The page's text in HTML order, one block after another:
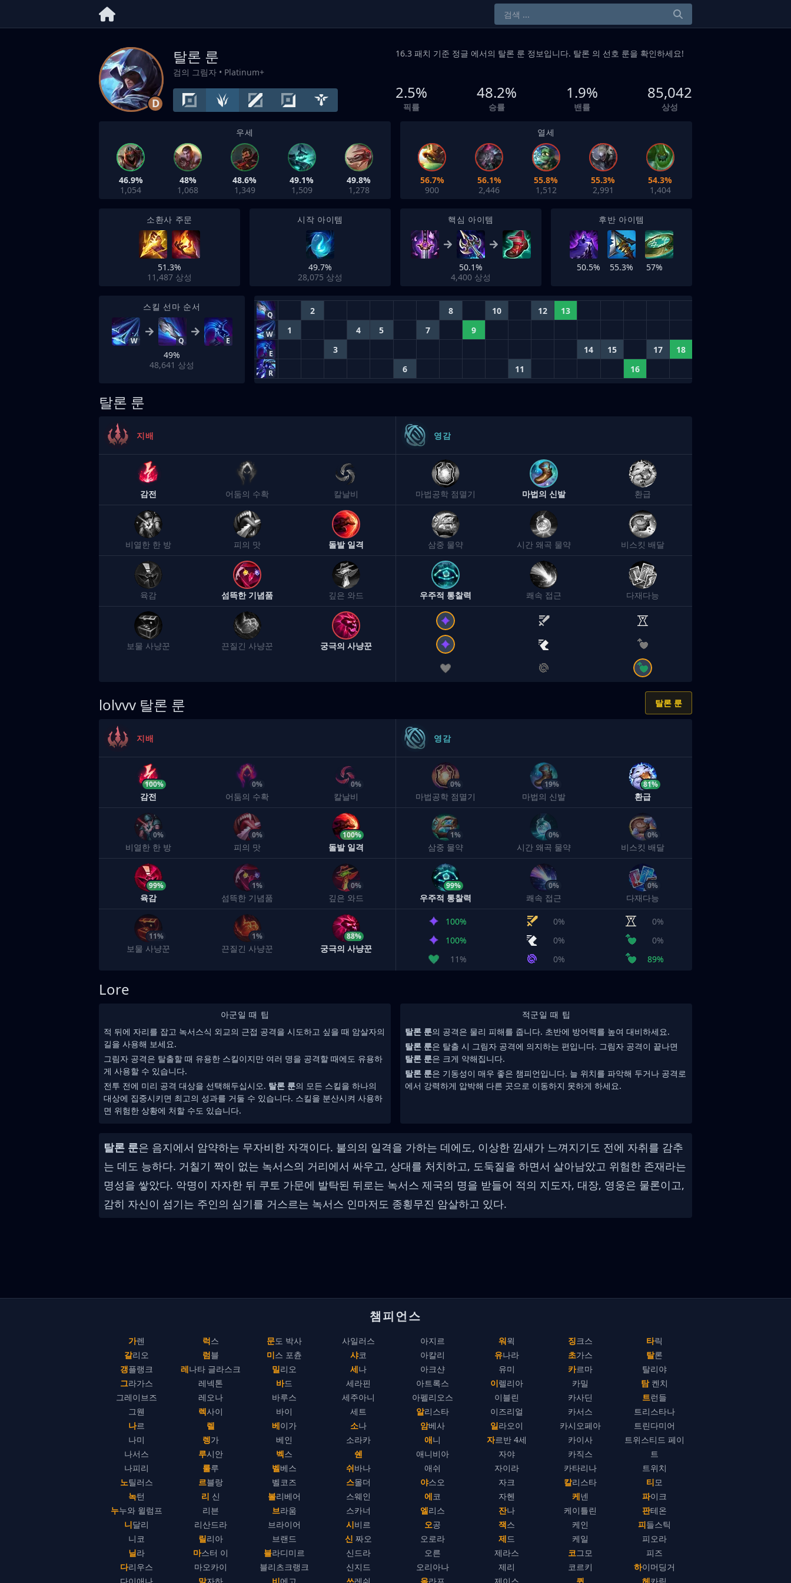
D
탈론 룬
검의 그림자 • Platinum+
16.3 패치 기준 정글 에서의 탈론 룬 정보입니다. 탈론 의 선호 룬을 확인하세요!
2.5%
픽률
48.2%
승률
1.9%
밴률
85,042
상성
우세
46.9%
1,054
48%
1,068
48.6%
1,349
49.1%
1,509
49.8%
1,278
열세
56.7%
900
56.1%
2,446
55.8%
1,512
55.3%
2,991
54.3%
1,404
소환사 주문
51.3%
11,487 상성
시작 아이템
49.7%
28,075 상성
핵심 아이템
50.1%
4,400 상성
후반 아이템
50.5% 55.3% 57%
스킬 선마 순서
W Q E
49%
48,641 상성
Q 2 8 10 12 13
W 1 4 5 7 9
E 3 14 15 17 18
R 6 11 16
탈론 룬
지배
감전 어둠의 수확 칼날비
비열한 한 방 피의 맛 돌발 일격
육감 섬뜩한 기념품 깊은 와드
보물 사냥꾼 끈질긴 사냥꾼 궁극의 사냥꾼
영감
마법공학 점멸기 마법의 신발 환급
삼중 물약 시간 왜곡 물약 비스킷 배달
우주적 통찰력 쾌속 접근 다재다능
lolvvv 탈론 룬 탈론 룬
지배
100%
감전
0%
어둠의 수확
0%
칼날비
0%
비열한 한 방
0%
피의 맛
100%
돌발 일격
99%
육감
1%
섬뜩한 기념품
0%
깊은 와드
11%
보물 사냥꾼
1%
끈질긴 사냥꾼
88%
궁극의 사냥꾼
영감
0%
마법공학 점멸기
19%
마법의 신발
81%
환급
1%
삼중 물약
0%
시간 왜곡 물약
0%
비스킷 배달
99%
우주적 통찰력
0%
쾌속 접근
0%
다재다능
100% 0%
0%
100%
0%
0%
11%
0% 89%
Lore
아군일 때 팁
적 뒤에 자리를 잡고 녹서스식 외교의 근접 공격을 시도하고 싶을 때 암살자의
길을 사용해 보세요.
그림자 공격은 탈출할 때 유용한 스킬이지만 여러 명을 공격할 때에도 유용하
게 사용할 수 있습니다.
전투 전에 미리 공격 대상을 선택해두십시오. 탈론 룬의 모든 스킬을 하나의
대상에 집중시키면 최고의 성과를 거둘 수 있습니다. 스킬을 분산시켜 사용하
면 위험한 상황에 처할 수도 있습니다.
적군일 때 팁
탈론 룬의 공격은 물리 피해를 줍니다. 초반에 방어력를 높여 대비하세요.
탈론 룬은 탈출 시 그림자 공격에 의지하는 편입니다. 그림자 공격이 끝나면
탈론 룬은 크게 약해집니다.
탈론 룬은 기동성이 매우 좋은 챔피언입니다. 늘 위치를 파악해 두거나 공격로
에서 강력하게 압박해 다른 곳으로 이동하지 못하게 하세요.
탈론 룬은 음지에서 암약하는 무자비한 자객이다. 불의의 일격을 가하는 데에도, 이상한 낌새가 느껴지기도 전에 자취를 감추
는 데도 능하다. 거칠기 짝이 없는 녹서스의 거리에서 싸우고, 상대를 처치하고, 도둑질을 하면서 살아남았고 위험한 존재라는
명성을 쌓았다. 악명이 자자한 뒤 쿠토 가문에 발탁된 뒤로는 녹서스 제국의 명을 받들어 적의 지도자, 대장, 영웅은 물론이고,
감히 자신이 섬기는 주인의 심기를 거스르는 녹서스 인마저도 종횡무진 암살하고 있다.
챔피언스
가렌
갈리오
갱플랭크
그라가스
그레이브즈
그웬
나르
나미
나서스
나피리
노틸러스
녹턴
누누와 윌럼프
니달리
니코
닐라
다리우스
럭스
럼블
레나타 글라스크
레넥톤
레오나
렉사이
렐
렝가
루시안
룰루
르블랑
리 신
리븐
리산드라
릴리아
마스터 이
마오카이
문도 박사
미스 포츈
밀리오
바드
바루스
바이
베이가
베인
벡스
벨베스
벨코즈
볼리베어
브라움
브라이어
브랜드
블라디미르
블리츠크랭크
사일러스
샤코
세나
세라핀
세주아니
세트
소나
소라카
쉔
쉬바나
스몰더
스웨인
스카너
시비르
신 짜오
신드라
신지드
아지르
아칼리
아크샨
아트록스
아펠리오스
알리스타
암베사
애니
애니비아
애쉬
야스오
에코
엘리스
오공
오로라
오른
오리아나
워윅
유나라
유미
이렐리아
이블린
이즈리얼
일라오이
자르반 4세
자야
자이라
자크
자헨
잔나
잭스
제드
제라스
제리
징크스
초가스
카르마
카밀
카사딘
카서스
카시오페아
카이사
카직스
카타리나
칼리스타
케넨
케이틀린
케인
케일
코그모
코르키
타릭
탈론
탈리야
탐 켄치
트런들
트리스타나
트린다미어
트위스티드 페이
트
트위치
티모
파이크
판테온
피들스틱
피오라
피즈
하이머딩거